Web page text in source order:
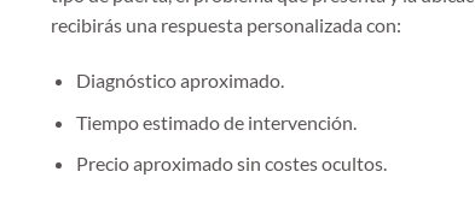
recibirás una respuesta personalizada con:
Diagnóstico aproximado.
Tiempo estimado de intervención.
Precio aproximado sin costes ocultos.